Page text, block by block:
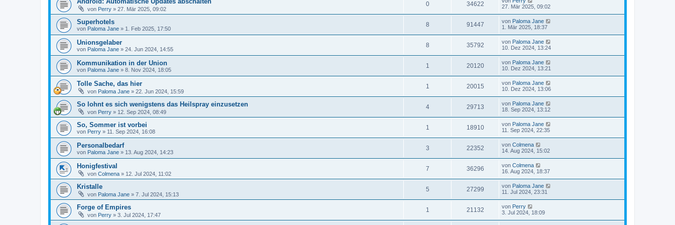
von Perry » 27. Mär 2025, 09:02
0 34622
27. Mär 2025, 09:02
Superhotels
von Paloma Jane » 1. Feb 2025, 17:50
8 91447 von Paloma Jane
1. Mär 2025, 18:37
Unionsgelaber
von Paloma Jane » 24. Jun 2024, 14:55
8 35792 von Paloma Jane
10. Dez 2024, 13:24
Kommunikation in der Union
von Paloma Jane » 8. Nov 2024, 18:05
1 20120 von Paloma Jane
10. Dez 2024, 13:21
Tolle Sache, das hier
von Paloma Jane » 22. Jun 2024, 15:59
1 20015 von Paloma Jane
10. Dez 2024, 13:06
So lohnt es sich wenigstens das Heilspray einzusetzen
von Perry » 12. Sep 2024, 08:49
4 29713 von Paloma Jane
18. Sep 2024, 13:12
So, Sommer ist vorbei
von Perry » 11. Sep 2024, 16:08
1 18910 von Paloma Jane
11. Sep 2024, 22:35
Personalbedarf
von Paloma Jane » 13. Aug 2024, 14:23
3 22352 von Colmena
14. Aug 2024, 15:02
Honigfestival
von Colmena » 12. Jul 2024, 11:02
7 36296 von Colmena
16. Aug 2024, 18:37
Kristalle
von Paloma Jane » 7. Jul 2024, 15:13
5 27299 von Paloma Jane
11. Jul 2024, 23:31
Forge of Empires
von Perry » 3. Jul 2024, 17:47
1 21132 von Perry
3. Jul 2024, 18:09